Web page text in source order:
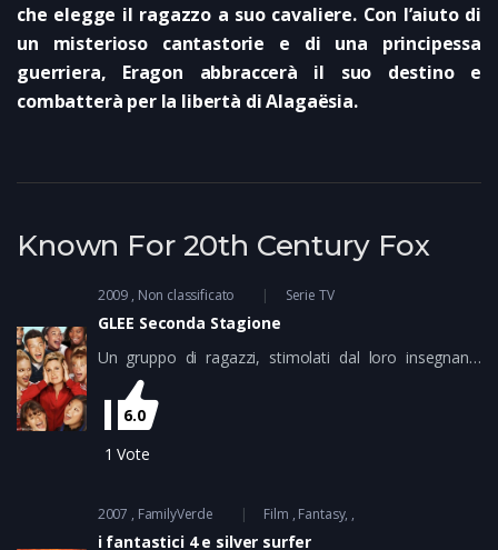
che elegge il ragazzo a suo cavaliere. Con l’aiuto di
un misterioso cantastorie e di una principessa
guerriera, Eragon abbraccerà il suo destino e
combatterà per la libertà di Alagaësia.
Known For 20th Century Fox
2009 Non classificato Serie TV
GLEE Seconda Stagione
Un gruppo di ragazzi, stimolati dal loro insegnante
William Schuester hanno dato vita a Le nuove
direzioni, un complesso di canto e ballo che si riunisce
settimanalmente al Glee Club per prepararsi alle gare
regionali ma anche per esercitare una forma di terapia
il singolo ragazzo o tutto il gruppo. L’insegnante Will
che ha divorziato dalla moglie ha una passione
6.0
1 Vote
2007 FamilyVerde Film Fantasy
i fantastici 4 e silver surfer